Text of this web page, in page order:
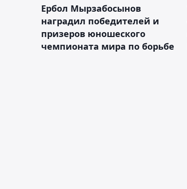
Ербол Мырзабосынов
наградил победителей и
призеров юношеского
чемпионата мира по борьбе